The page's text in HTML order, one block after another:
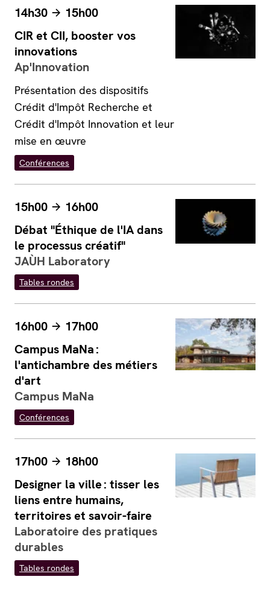
CIR et CII, booster vos
innovations
Ap'Innovation
14h30 15h00
Présentation des dispositifs
Crédit d'Impôt Recherche et
Crédit d'Impôt Innovation et leur
mise en œuvre
Conférences
Débat "Éthique de l'IA dans
le processus créatif"
JAÙH Laboratory
15h00 16h00
Tables rondes
Campus MaNa :
l'antichambre des métiers
d'art
Campus MaNa
16h00 17h00
Conférences
Designer la ville : tisser les
liens entre humains,
territoires et savoir-faire
Laboratoire des pratiques
durables
17h00 18h00
Tables rondes